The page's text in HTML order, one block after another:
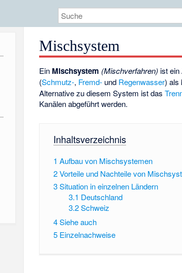
Mischsystem
Ein Mischsystem (Mischverfahren) ist
(Schmutz-, Fremd- und Regenwasser) als
Alternative zu diesem System ist das
Kanälen abgeführt werden.
Inhaltsverzeichnis
1 Aufbau von Mischsystemen
2Vorteile und Nachteile von
3Situation in einzelnen Ländern
3.1 Deutschland
3.2 Schweiz
4Siehe auch
5 Einzelnachweise